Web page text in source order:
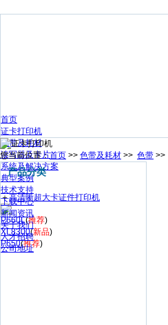
首页
证卡打印机
色带及耗材
读写器及卡片
系统及解决方案
典型案例
技术支持
下载中心
新闻资讯
关于我们
人才招聘
公司地址
您当前位置：首页 >> 色带及耗材 >> 色带 >>
产品分类
＋高清晰超大卡证件打印机
P660L(推荐)
XL8300(新品)
P650(推荐)